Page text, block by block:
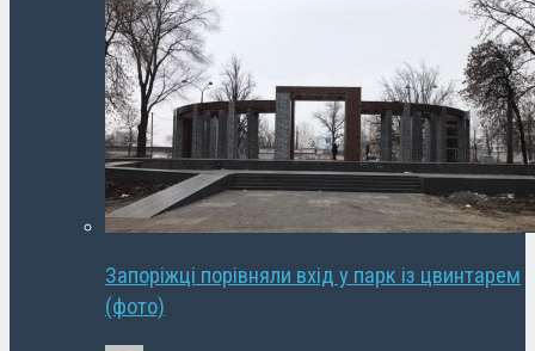
Запоріжці порівняли вхід у парк із цвинтарем
(фото)